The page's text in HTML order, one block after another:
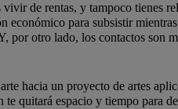
de rentas, y tampoco tienes
para subsistir
por otro lado, los contactos son
hacia un proyecto de artes
te quitará espacio y tiempo para